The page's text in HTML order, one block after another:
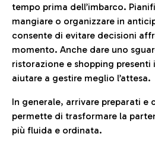
tempo prima dell’imbarco.
mangiare o organizzare in
consente di evitare decisioni
momento. Anche dare uno
ristorazione e shopping
aiutare a gestire meglio l’attesa.
In generale, arrivare preparati e
permette di trasformare la
più fluida e ordinata.